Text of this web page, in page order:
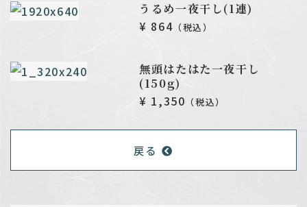
うるめ一夜干し(1連)
¥ 864 （税込）
無頭はたはた一夜干し
(150g)
¥ 1,350 （税込）
戻る